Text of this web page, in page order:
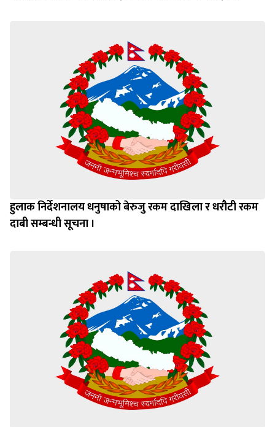
हुलाक निर्देशनालय धनुषाको बेरुजु रकम दाखिला र धरौटी रकम
दाबी सम्बन्धी सूचना ।